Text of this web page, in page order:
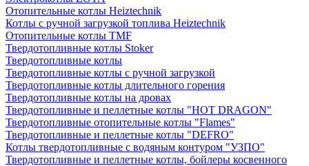
Отопительные котлы Heiztechnik
Котлы с ручной загрузкой топлива Heiztechnik
Отопительные котлы TMF
Твердотопливные котлы Stoker
Твердотопливные котлы
Твердотопливные котлы с ручной загрузкой
Твердотопливные котлы длительного горения
Твердотопливные котлы на дровах
Твердотопливные и пеллетные котлы "HOT DRAGON"
Твердотопливные отопительные котлы "Flames"
Твердотопливные и пеллетные котлы "DEFRO"
Котлы твердотопливные с водяным контуром "УЗПО"
Твердотопливные и пеллетные котлы, бойлеры косвенного